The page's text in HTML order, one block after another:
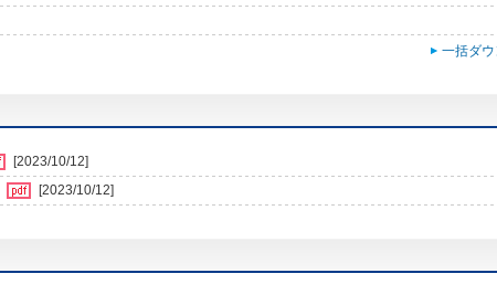
一括ダ
[2023/10/12]
[2023/10/12]